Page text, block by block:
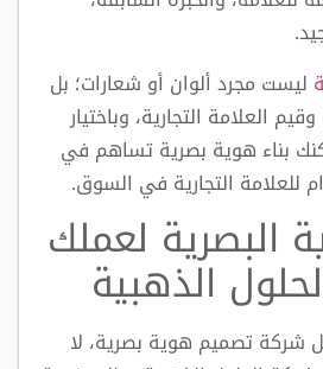
ليست مجرد ألوان أو شعارات؛ بل
العلامة التجارية، وباختيار
بناء هوية بصرية تساهم في
للعلامة التجارية في السوق.
البصرية لعملك
الذهبية
شركة تصميم هوية بصرية، لا